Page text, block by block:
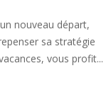
nouveau départ,
sa stratégie
vous profit...